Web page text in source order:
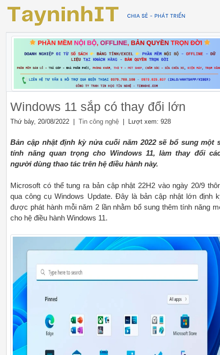
Windows 11 sắp có thay đổi lớn
Thứ bảy, 20/08/2022 |Tin công nghệ | Lượt xem: 928
Bản cập nhật định kỳ nửa cuối năm 2022 sẽ bổ sung một
tính năng quan trọng cho Windows 11, làm thay đổi
người dùng thao tác trên hệ điều hành này.
Microsoft có thể tung ra bản cập nhật 22H2 vào ngày 20/9
qua công cụ Windows Update. Đây là bản cập nhật lớn định
được phát hành mỗi năm 2 lần nhằm bổ sung thêm tính năng
cho hệ điều hành Windows 11.